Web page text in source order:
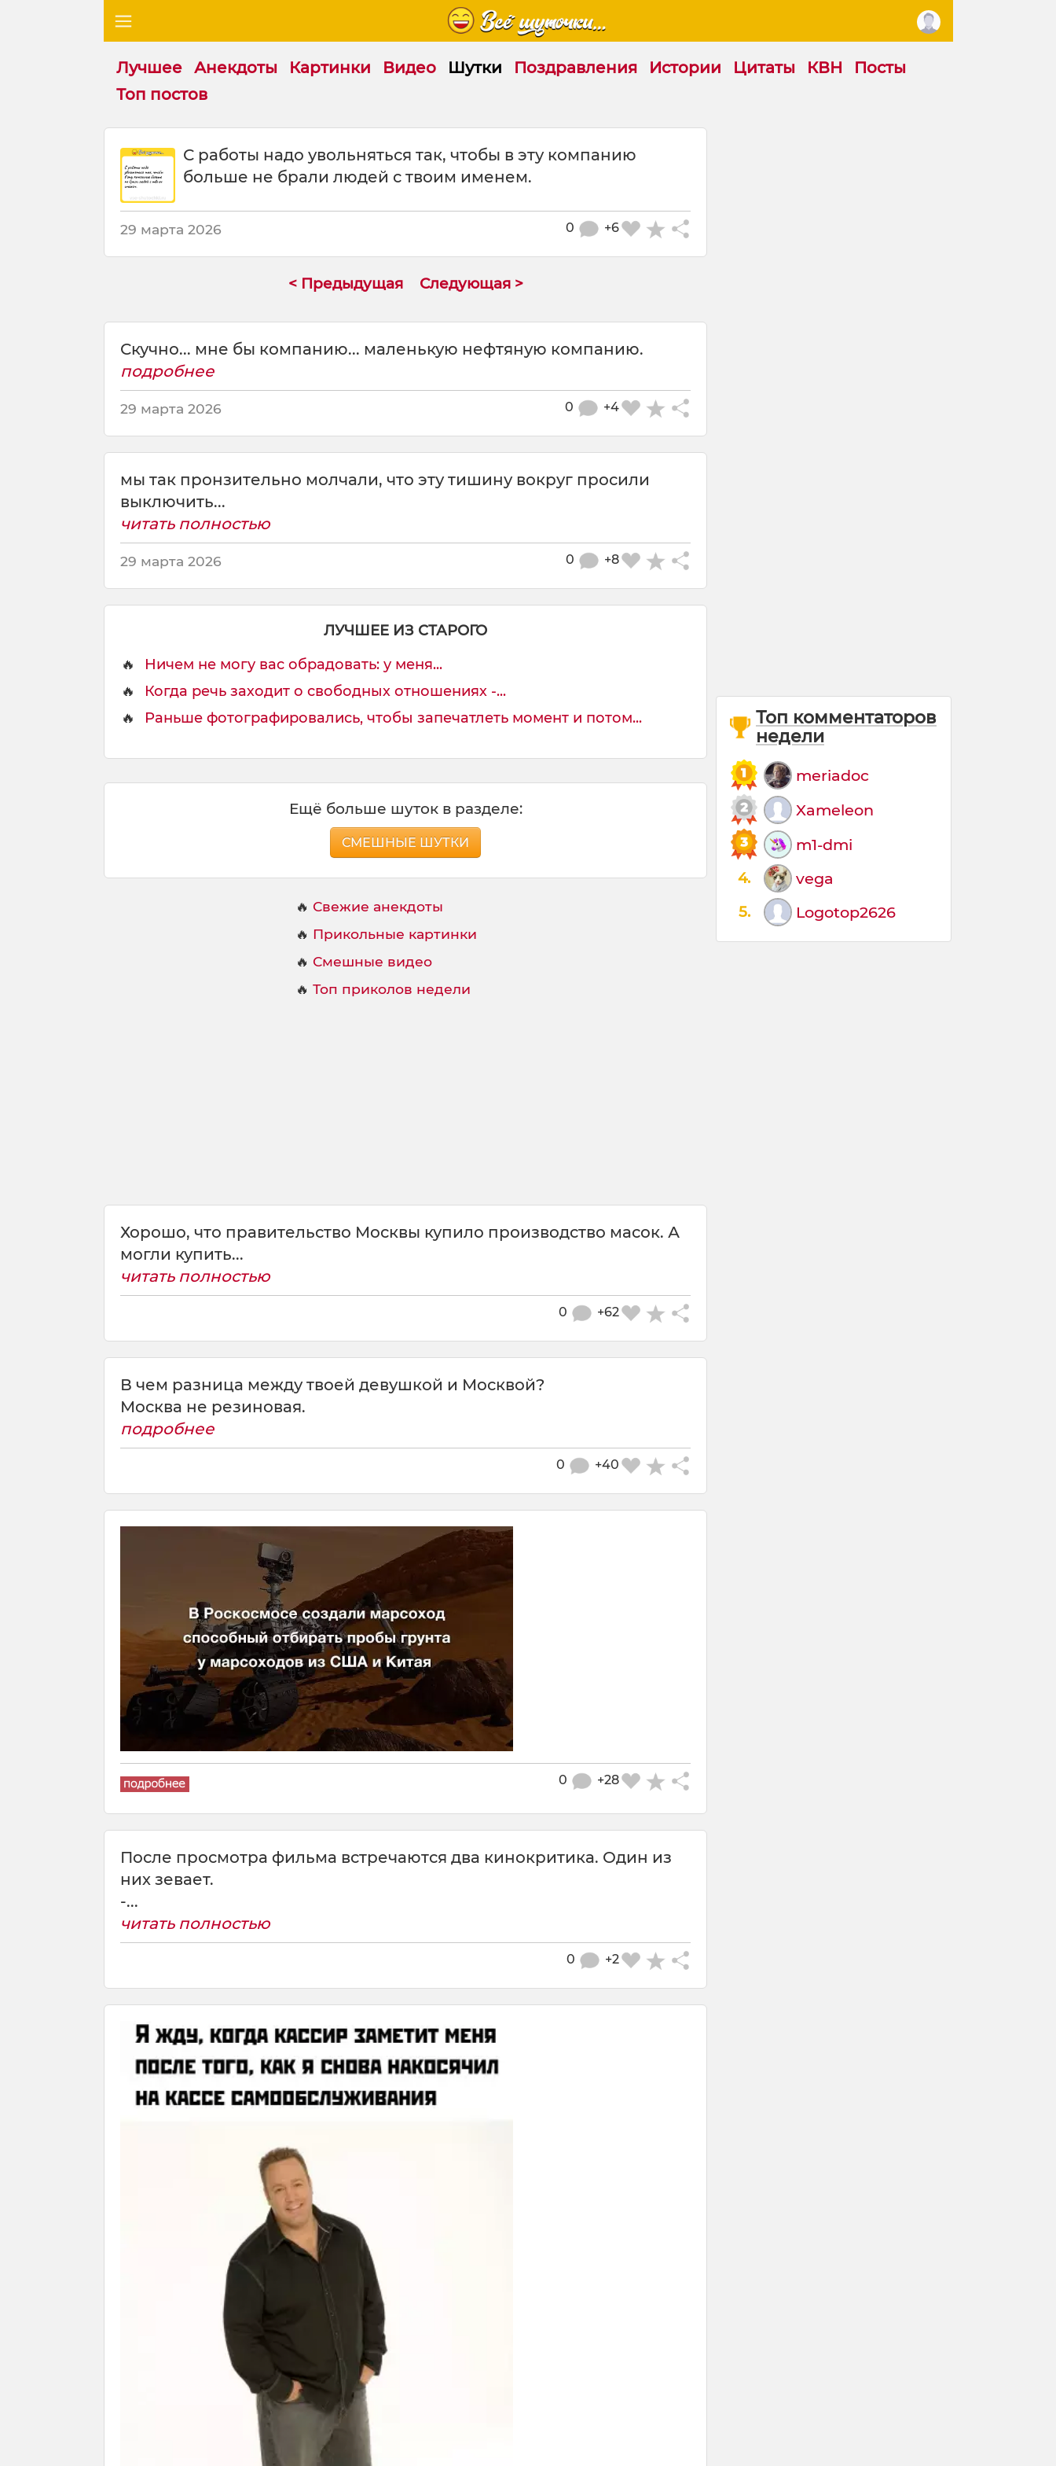
Лучшее Анекдоты Картинки Видео Шутки Поздравления Истории Цитаты КВН
Посты
Топ постов
у
в
с
я
С работы надо увольняться так, чтобы в эту компанию
больше не брали людей с твоим именем.
29 марта 2026 +6
0
< Предыдущая Следующая >
Скучно... мне бы компанию... маленькую нефтяную компанию.
подробнее
29 марта 2026 +4
0
мы так пронзительно молчали, что эту тишину вокруг просили
выключить...
читать полностью
29 марта 2026 +8
0
ЛУЧШЕЕ ИЗ СТАРОГО
🔥
Ничем не могу вас обрадовать: у меня...
🔥
Когда речь заходит о свободных отношениях -...
🔥
Раньше фотографировались, чтобы запечатлеть момент и потом...
Ещё больше шуток в разделе:
СМЕШНЫЕ ШУТКИ
🔥 Свежие анекдоты
🔥 Прикольные картинки
🔥 Смешные видео
🔥 Топ приколов недели
Хорошо, что правительство Москвы купило производство масок. А
могли купить...
читать полностью
+62
0
В чем разница между твоей девушкой и Москвой?
Москва не резиновая.
подробнее
+40
0
+28
0
После просмотра фильма встречаются два кинокритика. Один из
них зевает.
-...
читать полностью
+2
0
Топ комментаторов
недели
meriadoc
Xameleon
m1-dmi
4. vega
5. Logotop2626